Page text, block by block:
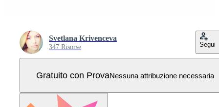
Svetlana Krivenceva
347 Risorse Segui
Gratuito con ProvaNessuna attribuzione necessaria